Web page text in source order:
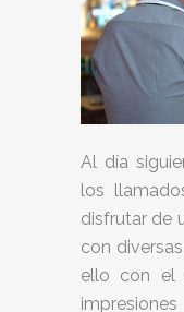
Al día
los
disfrutar de
con
ello con el